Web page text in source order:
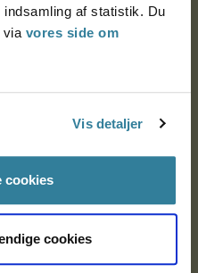
af statistik. Du
via vores side om
Vis detaljer
cookies
cookies